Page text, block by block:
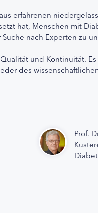
aus erfahrenen
hat, Menschen mit
nach Experten zu
und Kontinuität.
des
Prof.